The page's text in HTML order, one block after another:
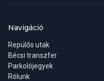
Aki a lehető legtöbb
például Antalya forró és
időszakban már eléggé
illetve a szeptemberi,
a fürdőzés, napozás
valamelyest
elmerülünk a bazár
az ebédünket (italfogyasztás
textilüzletbe is.
Navigáció
Repülős utak
Bécsi transzfer
Parkolójegyek
Rólunk